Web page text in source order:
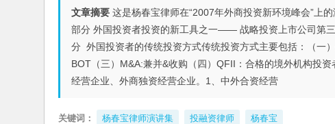
文章摘要 这是杨春宝律师在“2007年外商投资新环境峰会”上
部分 外国投资者投资的新工具之一—— 战略投资上市公司第
分 外国投资者的传统投资方式传统投资方式主要包括：（一
BOT（三）M&A:兼并&收购（四）QFII：合格的境外机构投
经营企业、外商独资经营企业。1、中外合资经营
关键词： 杨春宝律师演讲集 投融资律师 杨春宝